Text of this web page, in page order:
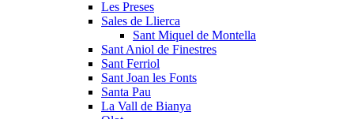
Les Preses
Sales de Llierca
Sant Miquel de Montella
Sant Aniol de Finestres
Sant Ferriol
Sant Joan les Fonts
Santa Pau
La Vall de Bianya